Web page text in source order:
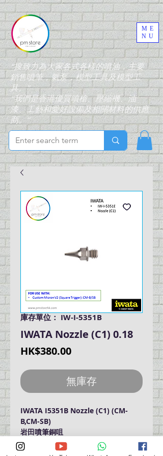
“搜致力為大家各式各樣的噴油，主要
銷售噴筆，氣泵，模型工具及模型工
具。”
“我們是香港優質噴槍、壓縮機、油
漆、工藝和愛好設備及相關材料的供應
商。”
ME
NU
庫存單位： IW-I-5351B
IWATA Nozzle (C1) 0.18
HK$380.00價
無庫存
IWATA I5351B Nozzle (C1) (CM-
B,CM-SB)
岩田噴筆銅咀